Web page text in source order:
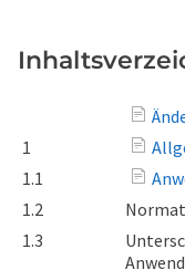
1
1.1
1.2
1.3